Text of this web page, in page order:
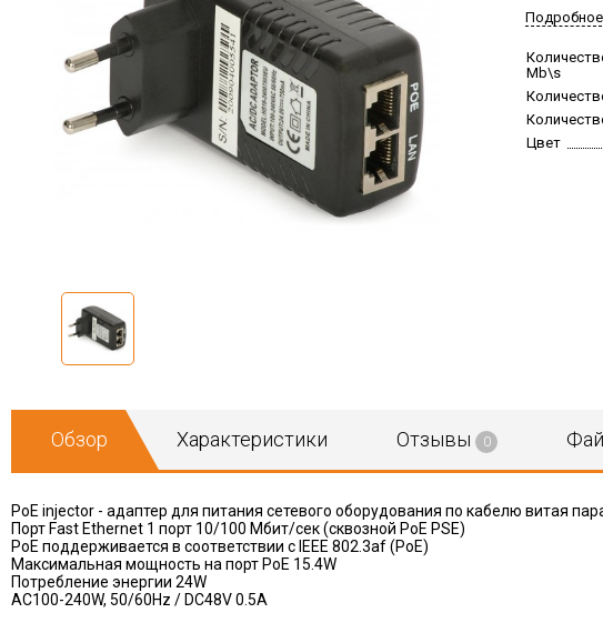
Mb\s
Цвет
Обзор Характеристики Отзывы 0
PoE injector - адаптер для питания сетевого оборудования по кабелю витая
Порт Fast Ethernet 1 порт 10/100 Мбит/сек (сквозной PoE PSE)
PoE поддерживается в соответствии с IEEE 802.3af (PoE)
Максимальная мощность на порт PoE 15.4W
Потребление энергии 24W
AC100-240W, 50/60Hz / DC48V 0.5A